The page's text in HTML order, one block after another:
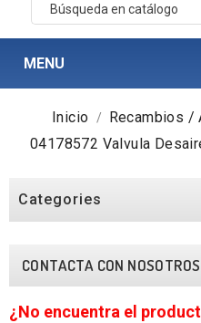
MENU
Inicio Recambios /
04178572 Valvula
Categories
CONTACTA CON NOSOTROS
¿No encuentra el